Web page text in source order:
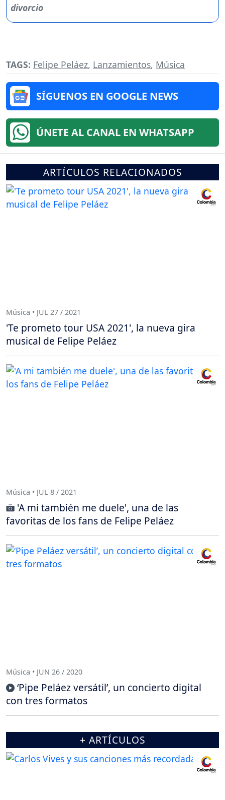
TAGS: Felipe Peláez, Lanzamientos, Música
SÍGUENOS EN GOOGLE NEWS
ÚNETE AL CANAL EN WHATSAPP
ARTÍCULOS RELACIONADOS
Música • JUL 27 / 2021
'Te prometo tour USA 2021', la nueva gira
musical de Felipe Peláez
Música • JUL 8 / 2021
'A mi también me duele', una de las
favoritas de los fans de Felipe Peláez
Música • JUN 26 / 2020
‘Pipe Peláez versátil’, un concierto digital
con tres formatos
+ ARTÍCULOS